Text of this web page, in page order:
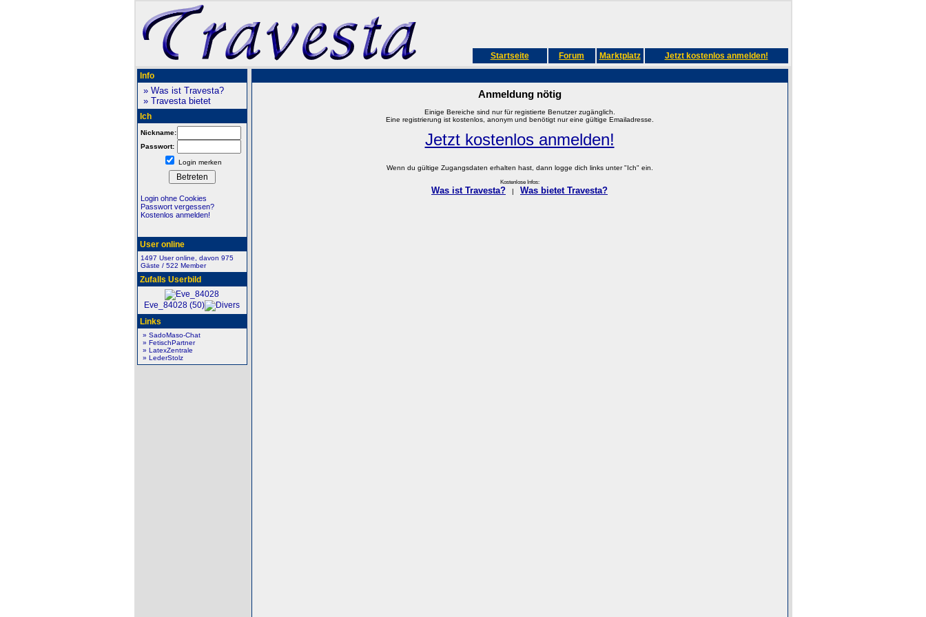
Startseite Forum Marktplatz Jetzt kostenlos anmelden!
Info
» Was ist Travesta?
» Travesta bietet
Ich
Nickname:
Passwort:
Login merken
Login ohne Cookies
Passwort vergessen?
Kostenlos anmelden!
User online
1497 User online, davon 975
Gäste / 522 Member
Zufalls Userbild
Eve_84028 (50)
Links
» SadoMaso-Chat
» FetischPartner
» LatexZentrale
» LederStolz
Anmeldung nötig
Einige Bereiche sind nur für registierte Benutzer zugänglich.
Eine registrierung ist kostenlos, anonym und benötigt nur eine gültige Emailadresse.
Jetzt kostenlos anmelden!
Wenn du gültige Zugangsdaten erhalten hast, dann logge dich links unter "Ich" ein.
Kostenlose Infos:
Was ist Travesta? Was bietet Travesta?